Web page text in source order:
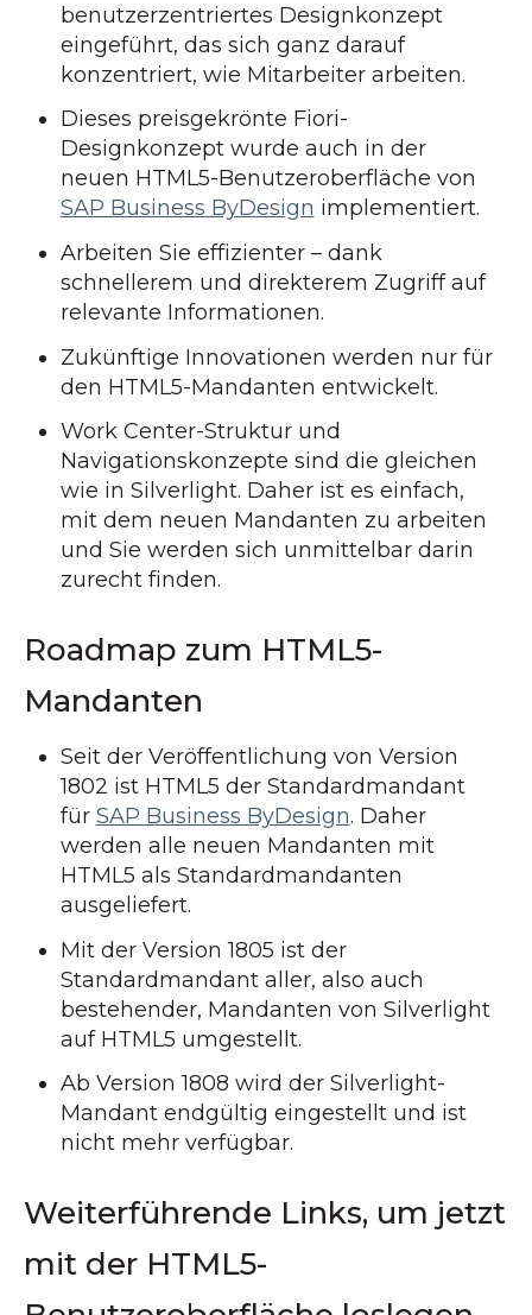
benutzerzentriertes Designkonzept
eingeführt, das sich ganz darauf
konzentriert, wie Mitarbeiter arbeiten.
Dieses preisgekrönte Fiori-
Designkonzept wurde auch in der
neuen HTML5-Benutzeroberfläche von
SAP Business ByDesign implementiert.
Arbeiten Sie effizienter – dank
schnellerem und direkterem Zugriff auf
relevante Informationen.
Zukünftige Innovationen werden nur für
den HTML5-Mandanten entwickelt.
Work Center-Struktur und
Navigationskonzepte sind die gleichen
wie in Silverlight. Daher ist es einfach,
mit dem neuen Mandanten zu arbeiten
und Sie werden sich unmittelbar darin
zurecht finden.
Roadmap zum HTML5-
Mandanten
Seit der Veröffentlichung von Version
1802 ist HTML5 der Standardmandant
für SAP Business ByDesign. Daher
werden alle neuen Mandanten mit
HTML5 als Standardmandanten
ausgeliefert.
Mit der Version 1805 ist der
Standardmandant aller, also auch
bestehender, Mandanten von Silverlight
auf HTML5 umgestellt.
Ab Version 1808 wird der Silverlight-
Mandant endgültig eingestellt und ist
nicht mehr verfügbar.
Weiterführende Links, um jetzt
mit der HTML5-